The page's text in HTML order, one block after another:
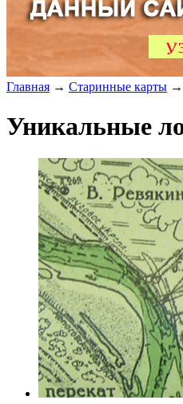
Главная → Старинные карты →
Уникальные